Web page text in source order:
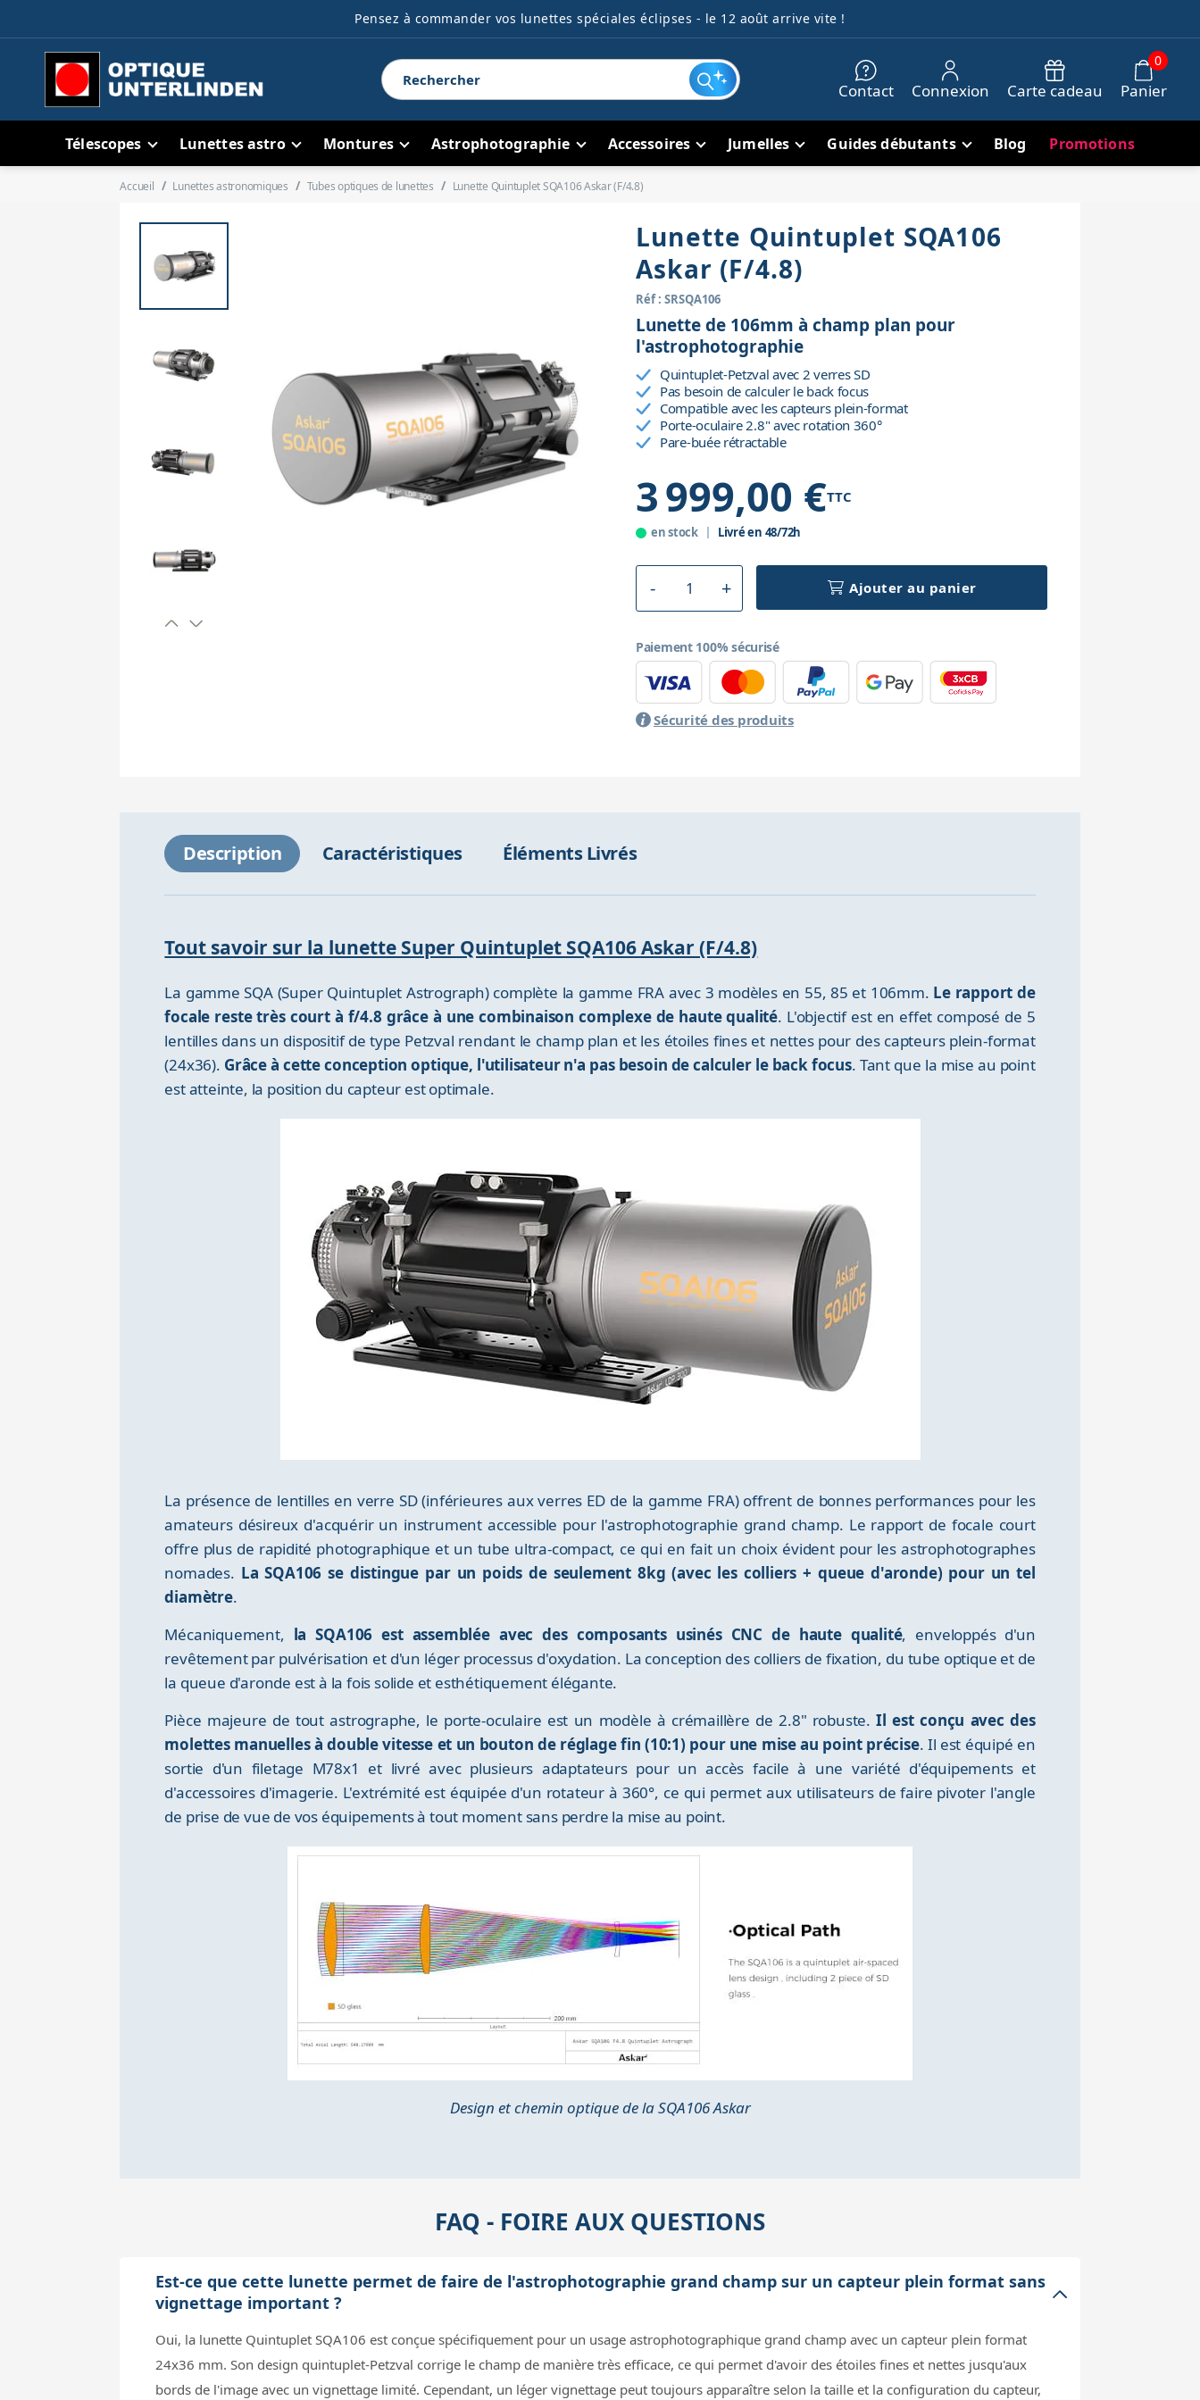
Pensez à commander vos lunettes spéciales éclipses - le 12 août arrive vite !
Contact Connexion Carte cadeau Panier
0
Télescopes Lunettes astro Montures Astrophotographie Accessoires Jumelles Guides débutants Blog Promotions
Accueil Lunettes astronomiques Tubes optiques de lunettes Lunette Quintuplet SQA106 Askar (F/4.8)
Lunette Quintuplet SQA106
Askar (F/4.8)
Réf : SRSQA106
Lunette de 106mm à champ plan pour
l'astrophotographie
Quintuplet-Petzval avec 2 verres SD
Pas besoin de calculer le back focus
Compatible avec les capteurs plein-format
Porte-oculaire 2.8" avec rotation 360°
Pare-buée rétractable
3 999,00 €TTC
en stock Livré en 48/72h
Ajouter au panier
Paiement 100% sécurisé
Sécurité des produits
Description Caractéristiques Éléments Livrés
Tout savoir sur la lunette Super Quintuplet SQA106 Askar (F/4.8)
La gamme SQA (Super Quintuplet Astrograph) complète la gamme FRA avec 3 modèles en 55, 85 et 106mm. Le rapport de
focale reste très court à f/4.8 grâce à une combinaison complexe de haute qualité. L'objectif est en effet composé de 5
lentilles dans un dispositif de type Petzval rendant le champ plan et les étoiles fines et nettes pour des capteurs plein-format
(24x36). Grâce à cette conception optique, l'utilisateur n'a pas besoin de calculer le back focus. Tant que la mise au point
est atteinte, la position du capteur est optimale.
La présence de lentilles en verre SD (inférieures aux verres ED de la gamme FRA) offrent de bonnes performances pour les
amateurs désireux d'acquérir un instrument accessible pour l'astrophotographie grand champ. Le rapport de focale court
offre plus de rapidité photographique et un tube ultra-compact, ce qui en fait un choix évident pour les astrophotographes
nomades. La SQA106 se distingue par un poids de seulement 8kg (avec les colliers + queue d'aronde) pour un tel
diamètre.
Mécaniquement, la SQA106 est assemblée avec des composants usinés CNC de haute qualité, enveloppés d'un
revêtement par pulvérisation et d'un léger processus d'oxydation. La conception des colliers de fixation, du tube optique et de
la queue d'aronde est à la fois solide et esthétiquement élégante.
Pièce majeure de tout astrographe, le porte-oculaire est un modèle à crémaillère de 2.8" robuste.Il est conçu avec des
molettes manuelles à double vitesse et un bouton de réglage fin (10:1) pour une mise au point précise. Il est équipé en
sortie d'un filetage M78x1 et livré avec plusieurs adaptateurs pour un accès facile à une variété d'équipements et
d'accessoires d'imagerie. L'extrémité est équipée d'un rotateur à 360°, ce qui permet aux utilisateurs de faire pivoter l'angle
de prise de vue de vos équipements à tout moment sans perdre la mise au point.
Design et chemin optique de la SQA106 Askar
FAQ - FOIRE AUX QUESTIONS
Est-ce que cette lunette permet de faire de l'astrophotographie grand champ sur un capteur plein format sans
vignettage important ?
Oui, la lunette Quintuplet SQA106 est conçue spécifiquement pour un usage astrophotographique grand champ avec un capteur plein format
24x36 mm. Son design quintuplet-Petzval corrige le champ de manière très efficace, ce qui permet d'avoir des étoiles fines et nettes jusqu'aux
bords de l'image avec un vignettage limité. Cependant, un léger vignettage peut toujours apparaître selon la taille et la configuration du capteur,